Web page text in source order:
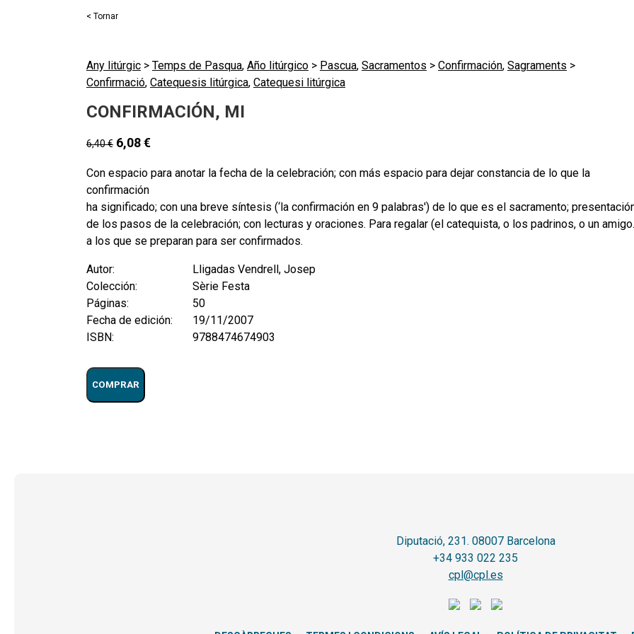
< Tornar
Any litúrgic > Temps de Pasqua, Año litúrgico > Pascua, Sacramentos > Confirmación, Sagraments >
Confirmació, Catequesis litúrgica, Catequesi litúrgica
CONFIRMACIÓN, MI
6,40€ 6,08€
Con espacio para anotar la fecha de la celebración; con más espacio para dejar constancia de lo que la
confirmación
ha significado; con una breve síntesis (‘la confirmación en 9 palabras') de lo que es el sacramento;
de los pasos de la celebración; con lecturas y oraciones. Para regalar (el catequista, o los padrinos, o un
a los que se preparan para ser confirmados.
Autor:
Lligadas Vendrell, Josep
Colección:
Sèrie Festa
Páginas:
50
Fecha de edición:
19/11/2007
ISBN:
9788474674903
COMPRAR
Diputació, 231. 08007 Barcelona
+34 933 022 235
cpl@cpl.es